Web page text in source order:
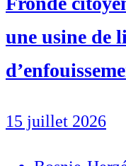
une usine de
15 juillet 2026